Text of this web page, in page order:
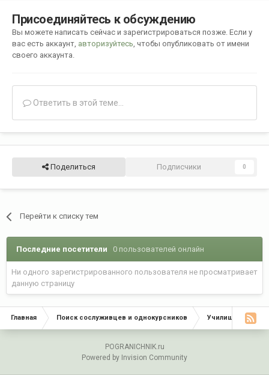
Присоединяйтесь к обсуждению
Вы можете написать сейчас и зарегистрироваться позже. Если у
вас есть аккаунт, авторизуйтесь, чтобы опубликовать от имени
своего аккаунта.
Ответить в этой теме...
Поделиться Подписчики 0
Перейти к списку тем
Последние посетители 0 пользователей онлайн
Ни одного зарегистрированного пользователя не просматривает
данную страницу
Главная Поиск сослуживцев и однокурсников Училища,
POGRANICHNIK.ru
Powered by Invision Community